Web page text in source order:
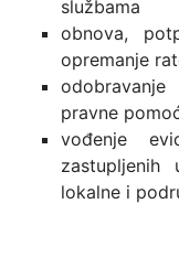
službama
obnova,
opremanje
pravne
vođenje
zastupljenih
lokalne i